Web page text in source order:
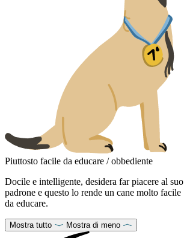
Piuttosto facile da educare / obbediente
Docile e intelligente, desidera far piacere al suo
padrone e questo lo rende un cane molto facile
da educare.
Mostra tutto Mostra di meno